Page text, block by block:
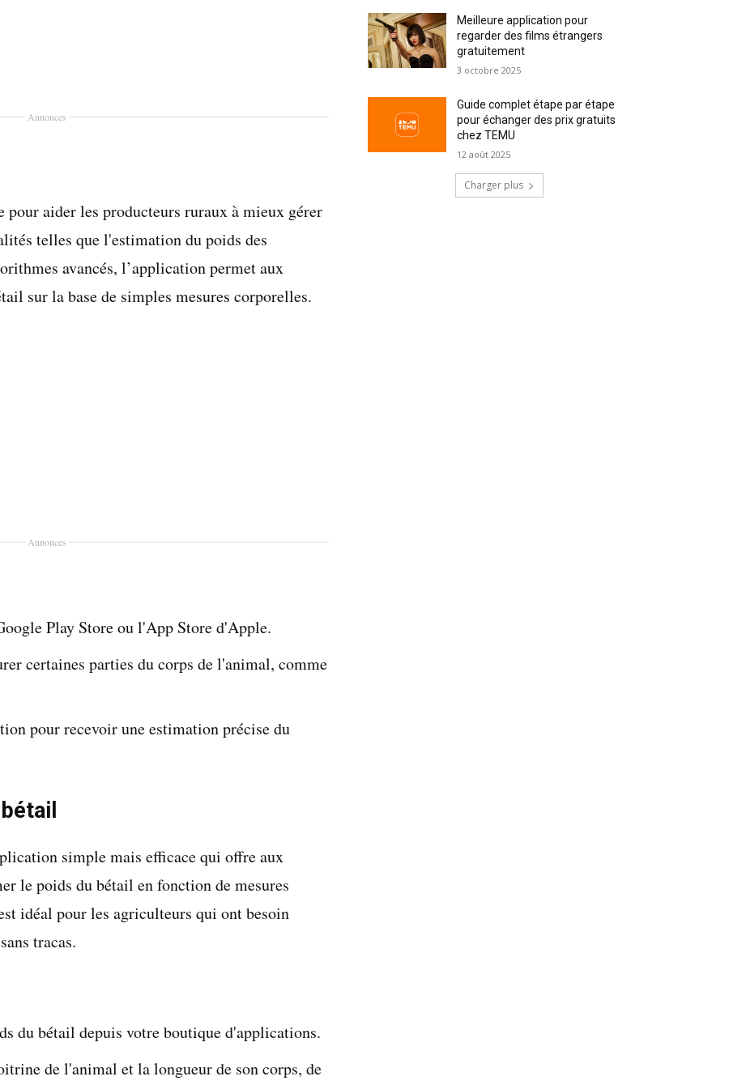
Annonces
aider les producteurs ruraux à mieux gérer
telles que l'estimation du poids des
avancés, l’application permet aux
sur la base de simples mesures corporelles.
Annonces
Play Store ou l'App Store d'Apple.
certaines parties du corps de l'animal, comme
pour recevoir une estimation précise du
simple mais efficace qui offre aux
le poids du bétail en fonction de mesures
idéal pour les agriculteurs qui ont besoin
tracas.
du bétail depuis votre boutique d'applications.
de l'animal et la longueur de son corps, de
Meilleure application pour
regarder des films étrangers
gratuitement
3 octobre 2025
Guide complet étape par étape
pour échanger des prix gratuits
chez TEMU
12 août 2025
Charger plus